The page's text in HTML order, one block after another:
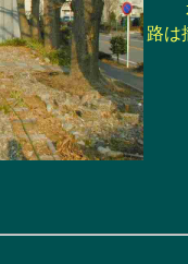
路は